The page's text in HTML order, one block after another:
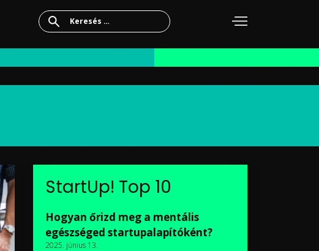
Keresés:
StartUp! Top 10
Hogyan őrizd meg a mentális
egészséged startupalapítóként?
2025. június 13.